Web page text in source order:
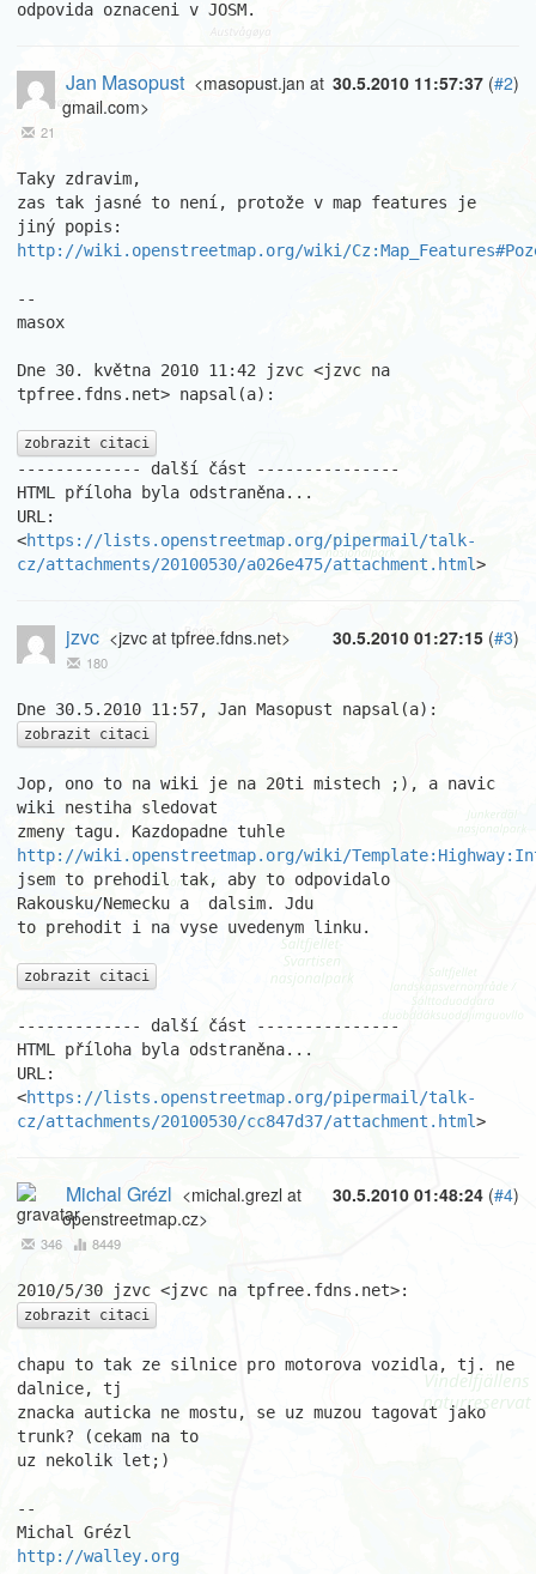
odpovida oznaceni v JOSM.
30.5.2010 11:57:37 (#2)
Jan Masopust <masopust.jan at
gmail.com>
21
Taky zdravim,
zas tak jasné to není, protože v map features je
http://wiki.openstreetmap.org/wiki/
--
masox
Dne 30. května 2010 11:42 jzvc <jzvc na
tpfree.fdns.net> napsal(a):
zobrazit citaci
------------- další část ---------------
HTML příloha byla odstraněna...
URL:
<https://lists.openstreetmap.org/pipermail/talk-
cz/attachments/20100530/a026e475/attachment.html>
30.5.2010 01:27:15 (#3)
jzvc <jzvc at tpfree.fdns.net>
180
zobrazit citaci
Jop, ono to na wiki je na 20ti mistech ;), a navic
wiki nestiha sledovat
http://wiki.openstreetmap.org/wiki/
jsem to prehodil tak, aby to odpovidalo
Rakousku/Nemecku a  dalsim. Jdu
to prehodit i na vyse uvedenym linku.
zobrazit citaci
------------- další část ---------------
HTML příloha byla odstraněna...
URL:
<https://lists.openstreetmap.org/pipermail/talk-
cz/attachments/20100530/cc847d37/attachment.html>
30.5.2010 01:48:24 (#4)
Michal Grézl <michal.grezl at
openstreetmap.cz>
346 8449
zobrazit citaci
chapu to tak ze silnice pro motorova vozidla, tj. ne
dalnice, tj
znacka auticka ne mostu, se uz muzou tagovat jako
trunk? (cekam na to
uz nekolik let;)
--
http://walley.org